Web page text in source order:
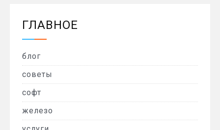
ГЛАВНОЕ
блог
советы
софт
железо